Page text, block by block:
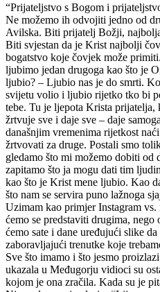
“Prijateljstvo s Bogom i
Ne možemo ih odvojiti jedno od
Avilska. Biti prijatelj Božji,
Biti svjestan da je Krist najbolji
bogatstvo koje čovjek može
ljubimo jedan drugoga kao što je
ljubio? – Ljubio nas je do smrti.
svijetu volio i ljubio rijetko tko bi
tebe. Tu je ljepota Krista
žrtvuje sve i daje sve – daje
današnjim vremenima rijetkost
žrtvovati za druge. Postali smo
gledamo što mi možemo dobiti od
zapitamo što ja mogu dati tim
kao što je Krist mene ljubio. Kao
što nam se servira puno lažnoga
Uzimam kao primjer Instagram
ćemo se predstaviti drugima, nego
ćemo sate i dane uređujući slike
zaboravljajući trenutke koje
Sve što imamo i što jesmo
ukazala u Međugorju vidioci su
kojom je ona zračila. Kada su je